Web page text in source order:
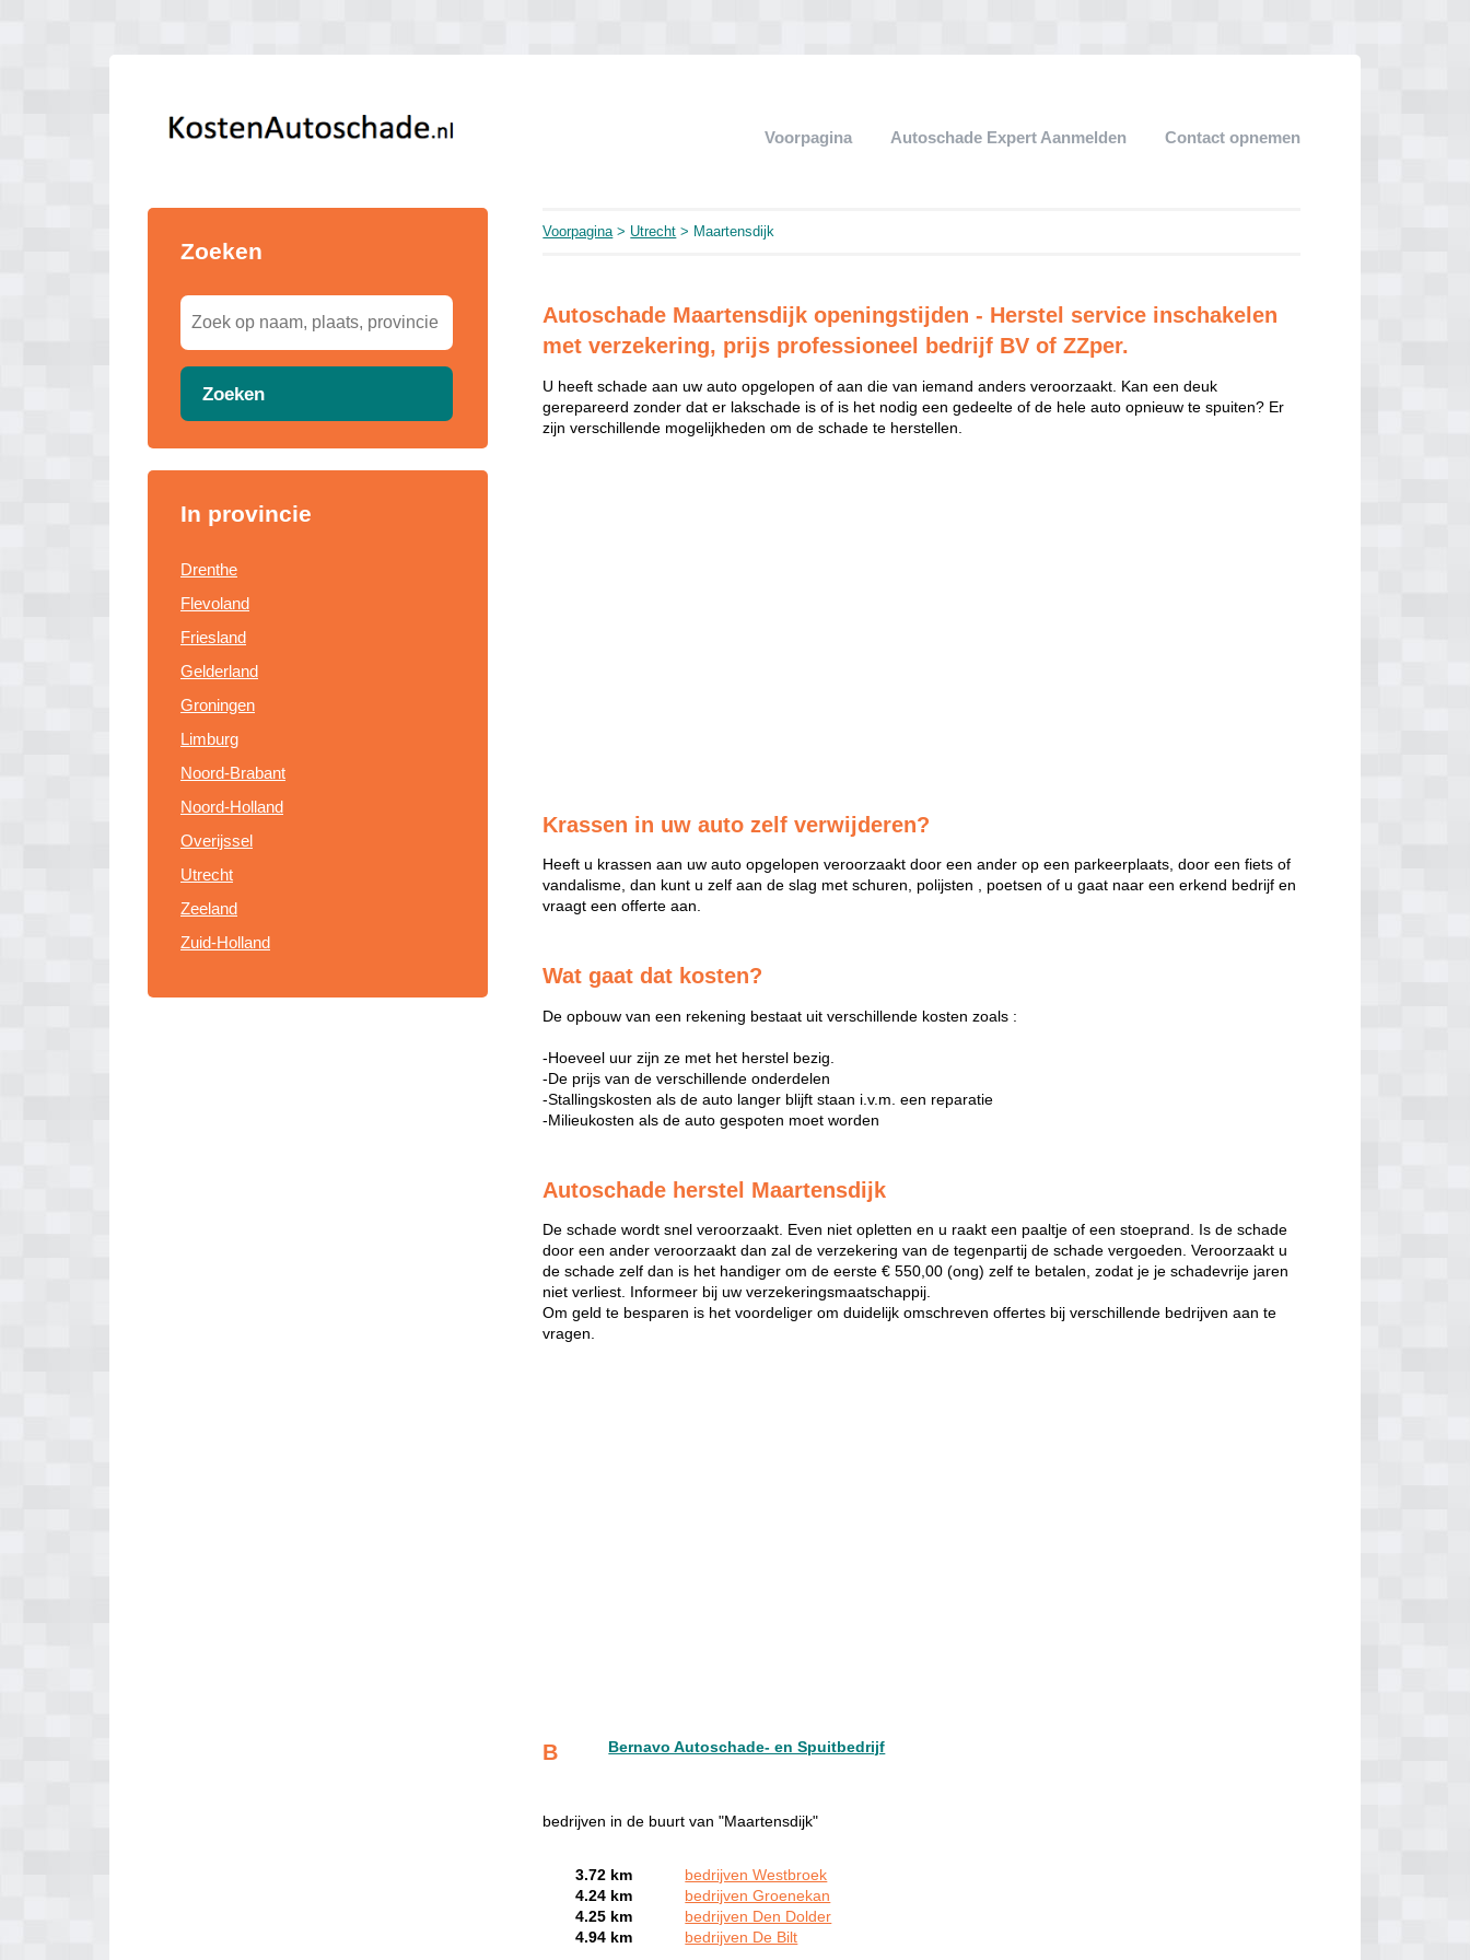
Voorpagina Autoschade Expert Aanmelden Contact opnemen
Zoeken
Zoeken
In provincie
Drenthe
Flevoland
Friesland
Gelderland
Groningen
Limburg
Noord-Brabant
Noord-Holland
Overijssel
Utrecht
Zeeland
Zuid-Holland
Voorpagina> Utrecht > Maartensdijk
Autoschade Maartensdijk openingstijden - Herstel service inschakelen
met verzekering, prijs professioneel bedrijf BV of ZZper.
U heeft schade aan uw auto opgelopen of aan die van iemand anders veroorzaakt. Kan een deuk
gerepareerd zonder dat er lakschade is of is het nodig een gedeelte of de hele auto opnieuw te spuiten? Er
zijn verschillende mogelijkheden om de schade te herstellen.
Krassen in uw auto zelf verwijderen?
Heeft u krassen aan uw auto opgelopen veroorzaakt door een ander op een parkeerplaats, door een fiets of
vandalisme, dan kunt u zelf aan de slag met schuren, polijsten , poetsen of u gaat naar een erkend bedrijf en
vraagt een offerte aan.
Wat gaat dat kosten?
De opbouw van een rekening bestaat uit verschillende kosten zoals :
-Hoeveel uur zijn ze met het herstel bezig.
-De prijs van de verschillende onderdelen
-Stallingskosten als de auto langer blijft staan i.v.m. een reparatie
-Milieukosten als de auto gespoten moet worden
Autoschade herstel Maartensdijk
De schade wordt snel veroorzaakt. Even niet opletten en u raakt een paaltje of een stoeprand. Is de schade
door een ander veroorzaakt dan zal de verzekering van de tegenpartij de schade vergoeden. Veroorzaakt u
de schade zelf dan is het handiger om de eerste € 550,00 (ong) zelf te betalen, zodat je je schadevrije jaren
niet verliest. Informeer bij uw verzekeringsmaatschappij.
Om geld te besparen is het voordeliger om duidelijk omschreven offertes bij verschillende bedrijven aan te
vragen.
B Bernavo Autoschade- en Spuitbedrijf
bedrijven in de buurt van "Maartensdijk"
3.72 km
bedrijven Westbroek
4.24 km
bedrijven Groenekan
4.25 km
bedrijven Den Dolder
4.94 km
bedrijven De Bilt